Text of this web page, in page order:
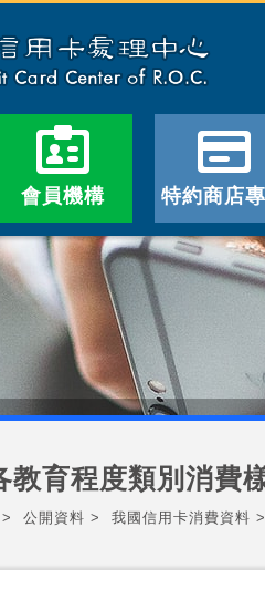
會員機構 特約商店
教育程度類別消費
公開資料 我國信用卡消費資料